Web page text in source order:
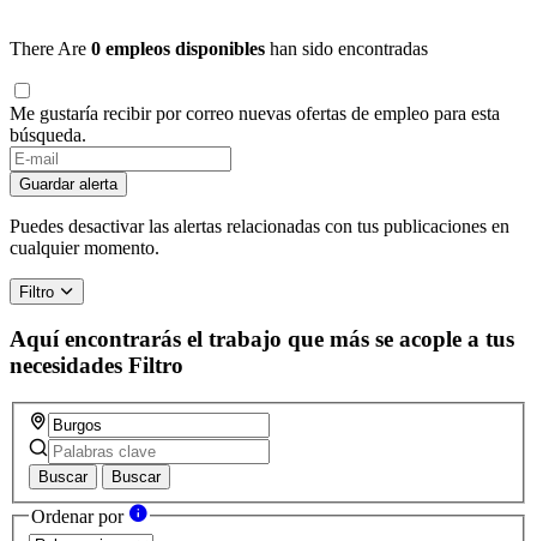
There Are 0 empleos disponibles han sido encontradas
Me gustaría recibir por correo nuevas ofertas de empleo para esta
búsqueda.
If
you
are
a
human,
ignore
this
field
Guardar alerta
Puedes desactivar las alertas relacionadas con tus publicaciones en
cualquier momento.
Filtro
Aquí encontrarás el trabajo que más se acople a tus
necesidades Filtro
Buscar Buscar
Ordenar por